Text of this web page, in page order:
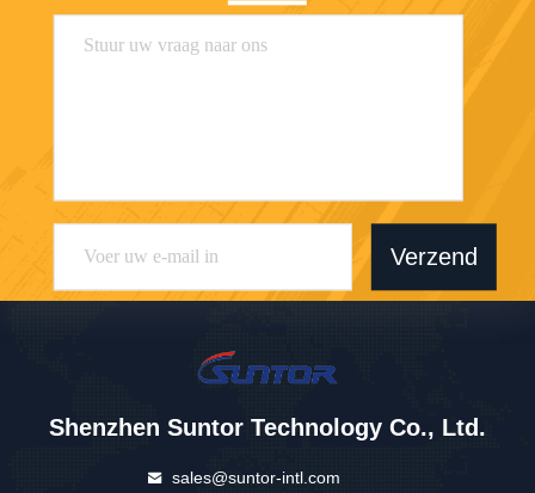
Verzend
Shenzhen Suntor Technology Co., Ltd.
sales@suntor-intl.com